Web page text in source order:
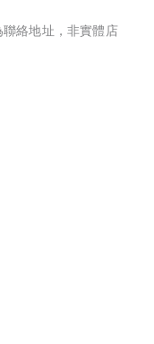
絡地址，非實體店